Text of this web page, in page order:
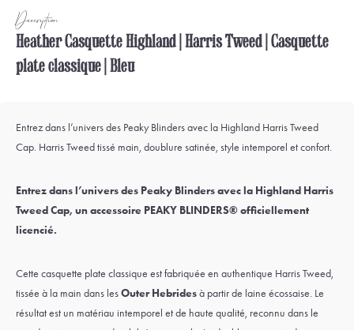
Description
Heather Casquette Highland | Harris Tweed | Casquette
plate classique | Bleu
Entrez dans l’univers des Peaky Blinders avec la Highland Harris Tweed
Cap. Harris Tweed tissé main, doublure satinée, style intemporel et confort.
Entrez dans l’univers des Peaky Blinders avec la Highland Harris
Tweed Cap, un accessoire PEAKY BLINDERS® officiellement
licencié.
Cette casquette plate classique est fabriquée en authentique Harris Tweed,
tissée à la main dans lesOuter Hebridesà partir de laine écossaise. Le
résultat est un matériau intemporel et de haute qualité, reconnu dans le